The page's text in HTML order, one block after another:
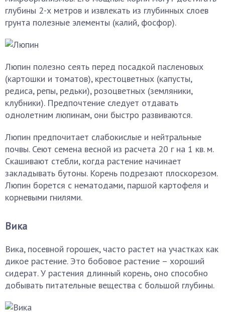
глубины 2-х метров и извлекать из глубинных слоев
грунта полезные элементы (калий, фосфор).
Люпин полезно сеять перед посадкой пасленовых
(картошки и томатов), крестоцветных (капусты,
редиса, репы, редьки), розоцветных (земляники,
клубники). Предпочтение следует отдавать
однолетним люпинам, они быстро развиваются.
Люпин предпочитает слабокислые и нейтральные
почвы. Сеют семена весной из расчета 20 г на 1 кв. м.
Скашивают стебли, когда растение начинает
закладывать бутоны. Корень подрезают плоскорезом.
Люпин борется с нематодами, паршой картофеля и
корневыми гнилями.
Вика
Вика, посевной горошек, часто растет на участках как
дикое растение. Это бобовое растение – хороший
сидерат. У растения длинный корень, оно способно
добывать питательные вещества с большой глубины.